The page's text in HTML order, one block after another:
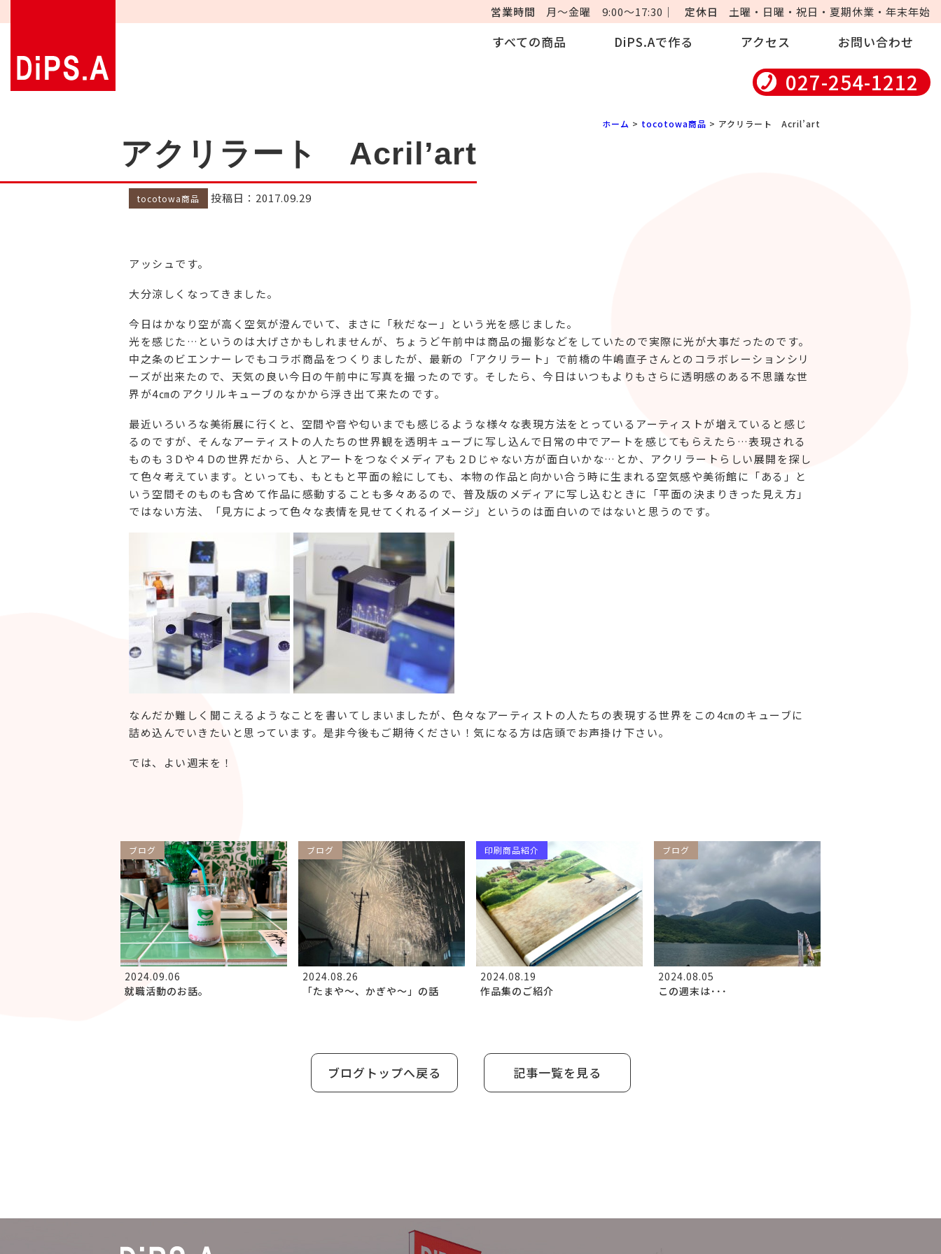
営業時間 月～金曜 9:00～17:30｜ 定休日 土曜・日曜・祝日・夏期休業・年末年始
すべての商品 DiPS.Aで作る アクセス お問い合わせ
027-254-1212
ホーム > tocotowa商品 > アクリラート Acril’art
アクリラート Acril’art
tocotowa商品 投稿日：2017.09.29
アッシュです。
大分涼しくなってきました。
今日はかなり空が高く空気が澄んでいて、まさに「秋だなー」という光を感じました。
光を感じた…というのは大げさかもしれませんが、ちょうど午前中は商品の撮影などをしていたので実際に光が大事だったのです。
中之条のビエンナーレでもコラボ商品をつくりましたが、最新の「アクリラート」で前橋の牛嶋直子さんとのコラボレーションシリ
ーズが出来たので、天気の良い今日の午前中に写真を撮ったのです。そしたら、今日はいつもよりもさらに透明感のある不思議な世
界が4㎝のアクリルキューブのなかから浮き出て来たのです。
最近いろいろな美術展に行くと、空間や音や匂いまでも感じるような様々な表現方法をとっているアーティストが増えていると感じ
るのですが、そんなアーティストの人たちの世界観を透明キューブに写し込んで日常の中でアートを感じてもらえたら…表現される
ものも３Dや４Dの世界だから、人とアートをつなぐメディアも２Dじゃない方が面白いかな…とか、アクリラートらしい展開を探し
て色々考えています。といっても、もともと平面の絵にしても、本物の作品と向かい合う時に生まれる空気感や美術館に「ある」と
いう空間そのものも含めて作品に感動することも多々あるので、普及版のメディアに写し込むときに「平面の決まりきった見え方」
ではない方法、「見方によって色々な表情を見せてくれるイメージ」というのは面白いのではないと思うのです。
なんだか難しく聞こえるようなことを書いてしまいましたが、色々なアーティストの人たちの表現する世界をこの4㎝のキューブに
詰め込んでいきたいと思っています。是非今後もご期待ください！気になる方は店頭でお声掛け下さい。
では、よい週末を！
ブログ
2024.09.06
就職活動のお話。
ブログ
2024.08.26
「たまや～、かぎや～」の話
印刷商品紹介
2024.08.19
作品集のご紹介
ブログ
2024.08.05
この週末は･･･
ブログトップへ戻る 記事一覧を見る